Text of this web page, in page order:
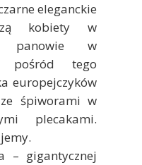
eleganckie
kobiety w
panowie w
pośród tego
europejczyków
śpiworami w
plecakami.
– gigantycznej